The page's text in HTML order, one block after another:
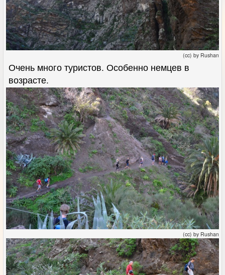
(cc) by Rushan
Очень много туристов. Особенно немцев в
возрасте.
(cc) by Rushan